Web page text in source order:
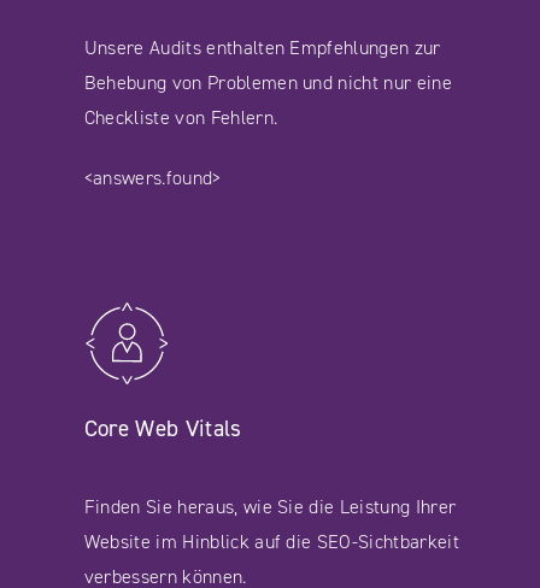
Unsere Audits enthalten Empfehlungen zur
Behebung von Problemen und nicht nur eine
Checkliste von Fehlern.
<answers.found>
Core Web Vitals
Finden Sie heraus, wie Sie die Leistung Ihrer
Website im Hinblick auf die SEO-Sichtbarkeit
verbessern können.